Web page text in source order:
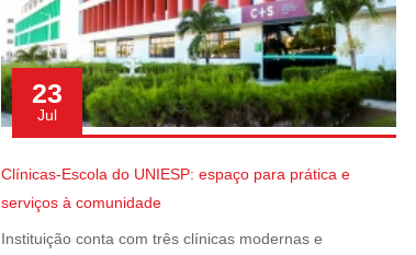
23
Jul
Clínicas-Escola do UNIESP: espaço para prática e
serviços à comunidade
Instituição conta com três clínicas modernas e